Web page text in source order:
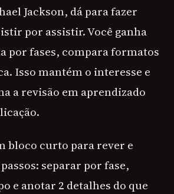
Jackson, dá para fazer
por assistir. Você ganha
por fases, compara formatos
Isso mantém o interesse e
a revisão em aprendizado
bloco curto para rever e
separar por fase,
e anotar 2 detalhes do que